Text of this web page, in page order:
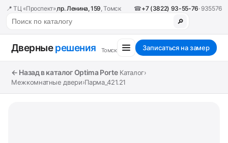
📍 ТЦ «Проспект»,пр. Ленина, 159, Томск ☎+7 (3822) 93-55-76· 935576
🔎
Дверныерешения Томск Записаться на замер
← Назад в каталог Optima Porte Каталог›
Межкомнатные двери›Парма_421.21